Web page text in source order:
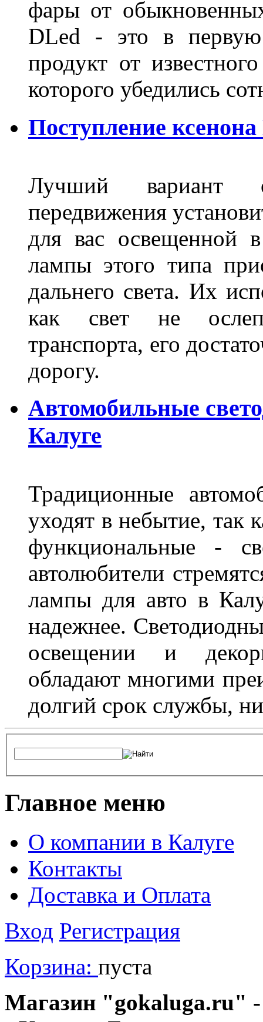
фары от
DLed - это в первую
продукт от
которого убедились
Поступление
Лучший вариант
передвижения
для вас освещенной
лампы этого типа
дальнего света. Их
как свет не
транспорта, его
дорогу.
Автомобильные
Калуге
Традиционные
уходят в небытие, так
функциональные -
автолюбители
лампы для авто в
надежнее.
освещении и
обладают многими
долгий срок службы,
Главное меню
О компании в Калуге
Контакты
Доставка и Оплата
Вход Регистрация
Корзина: пуста
Магазин "gokaluga.ru" -